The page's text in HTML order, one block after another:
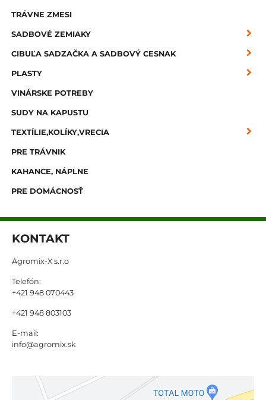
TRÁVNE ZMESI
SADBOVÉ ZEMIAKY
CIBUĽA SADZAČKA A SADBOVÝ CESNAK
PLASTY
VINÁRSKE POTREBY
SUDY NA KAPUSTU
TEXTÍLIE,KOLÍKY,VRECIA
PRE TRÁVNIK
KAHANCE, NÁPLNE
PRE DOMÁCNOSŤ
KONTAKT
Agromix-X s.r.o
Telefón:
+421 948 070443
+421 948 803103
E-mail:
info@agromix.sk